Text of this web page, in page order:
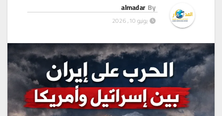
almadar
يونيو 10, 2026